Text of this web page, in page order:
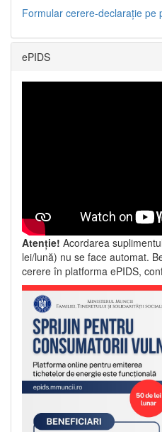
Formular cerere-declarație pe
ePIDS
Atenție! Acordarea
lei/lună) nu se face automat.
cerere în platforma ePIDS,